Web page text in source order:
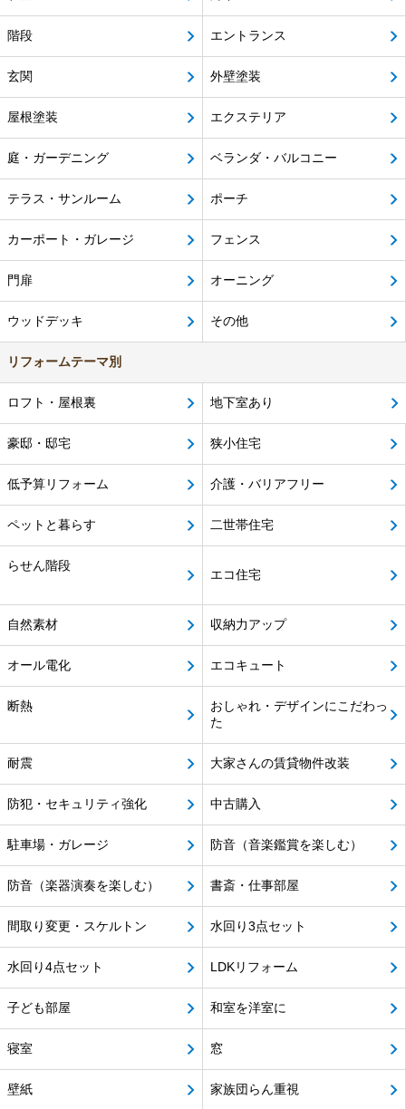
階段 エントランス
玄関 外壁塗装
屋根塗装 エクステリア
庭・ガーデニング ベランダ・バルコニー
テラス・サンルーム ポーチ
カーポート・ガレージ フェンス
門扉 オーニング
ウッドデッキ その他
リフォームテーマ別
ロフト・屋根裏 地下室あり
豪邸・邸宅 狭小住宅
低予算リフォーム 介護・バリアフリー
ペットと暮らす 二世帯住宅
らせん階段
エコ住宅
自然素材 収納力アップ
オール電化 エコキュート
断熱
おしゃれ・デザインにこだわっ
た
耐震 大家さんの賃貸物件改装
防犯・セキュリティ強化 中古購入
駐車場・ガレージ 防音（音楽鑑賞を楽しむ）
防音（楽器演奏を楽しむ） 書斎・仕事部屋
間取り変更・スケルトン 水回り3点セット
水回り4点セット LDKリフォーム
子ども部屋 和室を洋室に
寝室 窓
壁紙 家族団らん重視